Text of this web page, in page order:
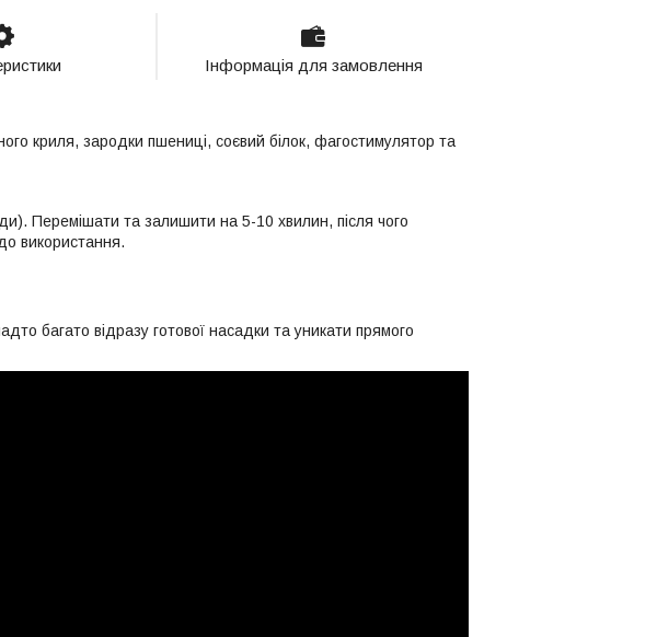
Інформація для замовлення
криля, зародки пшениці, соєвий білок, фагостимулятор та
Перемішати та залишити на 5-10 хвилин, після чого
використання.
багато відразу готової насадки та уникати прямого